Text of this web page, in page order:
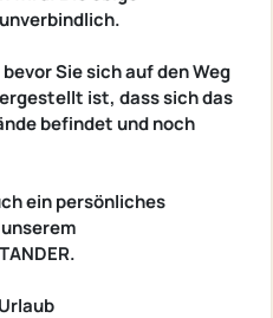
Sie sich auf den Weg
ist, dass sich das
befindet und noch
ein persönliches